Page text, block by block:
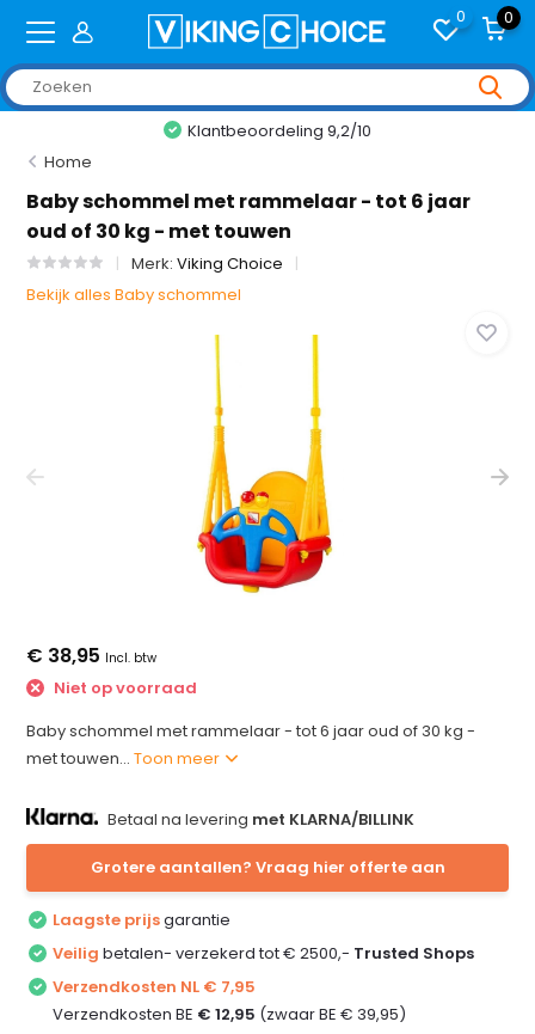
0 0
Klantbeoordeling 9,2/10
Home
Baby schommel met rammelaar - tot 6 jaar
oud of 30 kg - met touwen
Merk:Viking Choice
Bekijk alles Baby schommel
€ 38,95 Incl. btw
Niet op voorraad
Baby schommel met rammelaar - tot 6 jaar oud of 30 kg -
met touwen...Toon meer
Betaal na levering met KLARNA/BILLINK
Grotere aantallen? Vraag hier offerte aan
Laagste prijsgarantie
Veilig betalen- verzekerd tot € 2500,- Trusted Shops
Verzendkosten NL € 7,95
Verzendkosten BE € 12,95 (zwaar BE € 39,95)